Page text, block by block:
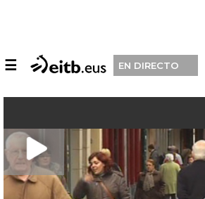
☰ EN DIRECTO